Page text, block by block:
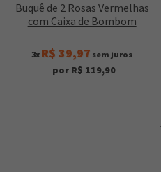
Buquê de 2 Rosas Vermelhas
com Caixa de Bombom
3x R$ 39,97 sem juros
por R$ 119,90